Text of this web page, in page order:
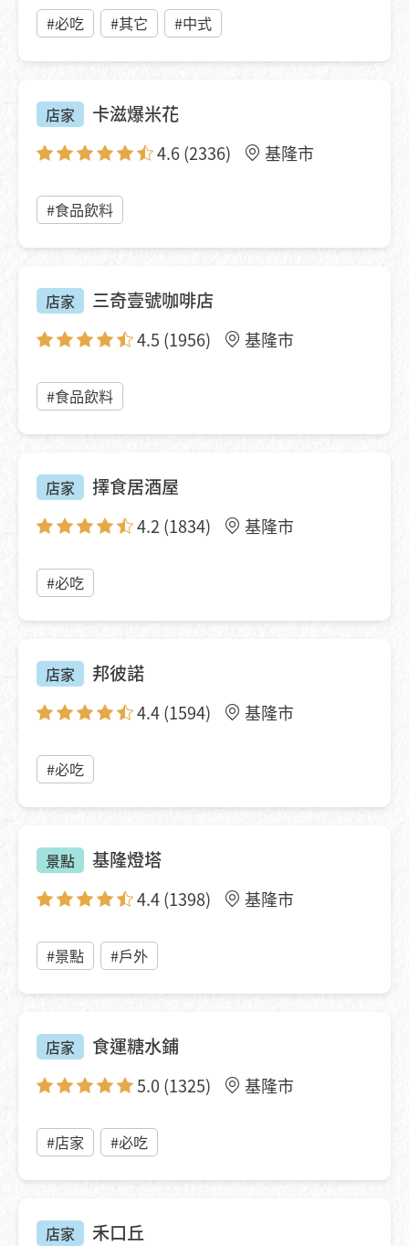
#必吃 #其它 #中式
店家 卡滋爆米花
4.6(2336) 基隆市
#食品飲料
店家 三奇壹號咖啡店
4.5 (1956) 基隆市
#食品飲料
店家 擇食居酒屋
4.2 (1834) 基隆市
#必吃
店家 邦彼諾
4.4(1594) 基隆市
#必吃
景點 基隆燈塔
4.4(1398) 基隆市
#景點 #戶外
店家 食運糖水鋪
5.0 (1325) 基隆市
#店家 #必吃
店家 禾口丘